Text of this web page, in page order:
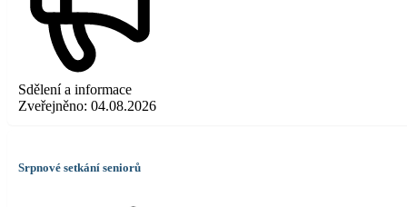
Sdělení a informace
Zveřejněno: 04.08.2026
Srpnové setkání seniorů